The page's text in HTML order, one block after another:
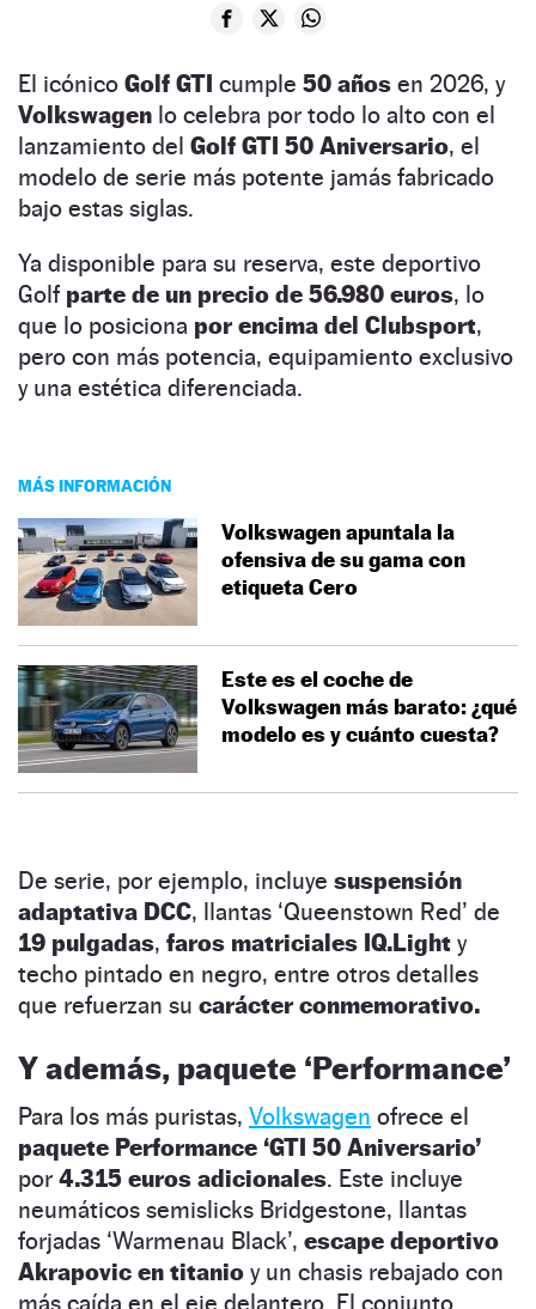
El icónico Golf GTI cumple 50 años en 2026, y
Volkswagen lo celebra por todo lo alto con el
lanzamiento del Golf GTI 50 Aniversario, el
modelo de serie más potente jamás fabricado
bajo estas siglas.
Ya disponible para su reserva, este deportivo
Golf parte de un precio de 56.980 euros, lo
que lo posiciona por encima del Clubsport,
pero con más potencia, equipamiento exclusivo
y una estética diferenciada.
MÁS INFORMACIÓN
Volkswagen apuntala la
ofensiva de su gama con
etiqueta Cero
Este es el coche de
Volkswagen más barato: ¿qué
modelo es y cuánto cuesta?
De serie, por ejemplo, incluye suspensión
adaptativa DCC, llantas ‘Queenstown Red’ de
19 pulgadas, faros matriciales IQ.Light y
techo pintado en negro, entre otros detalles
que refuerzan su carácter conmemorativo.
Y además, paquete ‘Performance’
Para los más puristas, Volkswagen ofrece el
paquete Performance ‘GTI 50 Aniversario’
por 4.315 euros adicionales. Este incluye
neumáticos semislicks Bridgestone, llantas
forjadas ‘Warmenau Black’, escape deportivo
Akrapovic en titanio y un chasis rebajado con
más caída en el eje delantero. El conjunto